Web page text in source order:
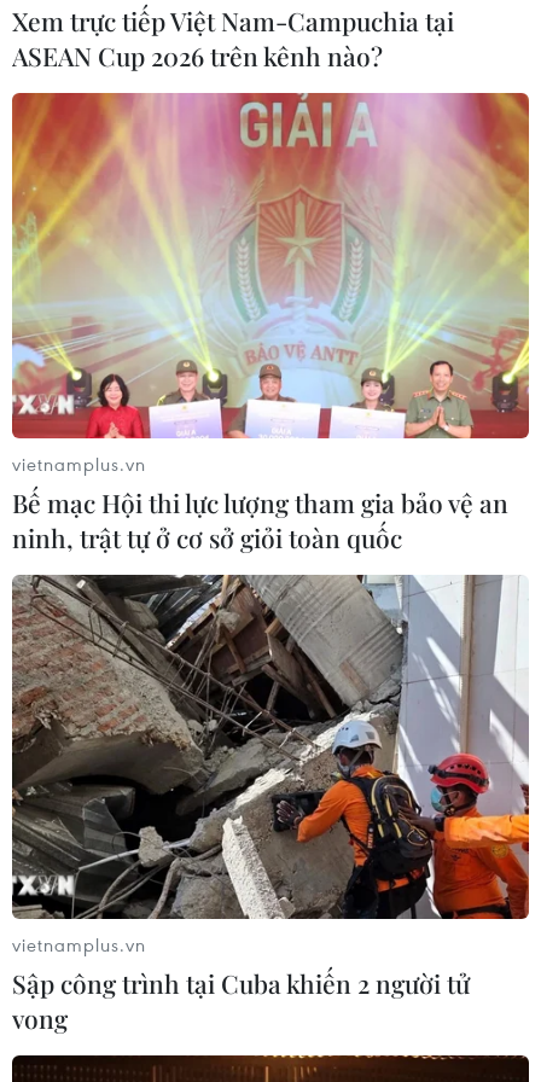
Pháp đề nghị nước ngoài hỗ trợ đảm bảo
an ninh cho Olympic Paris 2024
29/03/2024 05:09
Một quan chức của Bộ Nội vụ Pháp cho biết Paris đã đề
nghị 46 quốc gia đồng minh cử 2.185 cảnh sát hỗ trợ
nhằm đảm bảo trải nghiệm cho khán giả theo dõi
Olympic 2024.
Xem trực tiếp Việt Nam-Campuchia tại
ASEAN Cup 2026 trên kênh nào?
vietnamplus.vn
Bế mạc Hội thi lực lượng tham gia bảo vệ an
ninh, trật tự ở cơ sở giỏi toàn quốc
vietnamplus.vn
Sập công trình tại Cuba khiến 2 người tử
vong